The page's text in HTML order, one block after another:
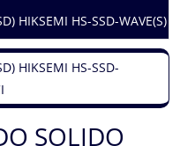
HIKSEMI HS-SSD-WAVE(S)
SOLIDO